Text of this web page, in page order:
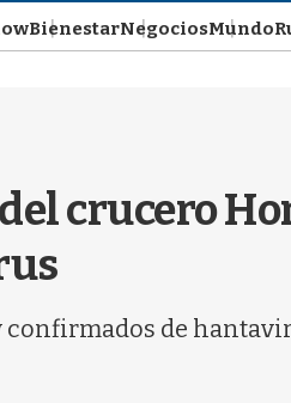
BienestarNegociosMundo
crucero
confirmados de